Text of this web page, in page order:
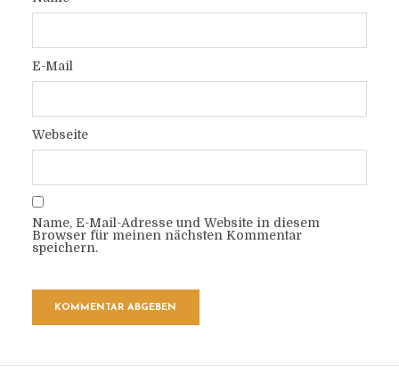
E-Mail
Webseite
Name, E-Mail-Adresse und Website in diesem
Browser für meinen nächsten Kommentar
speichern.